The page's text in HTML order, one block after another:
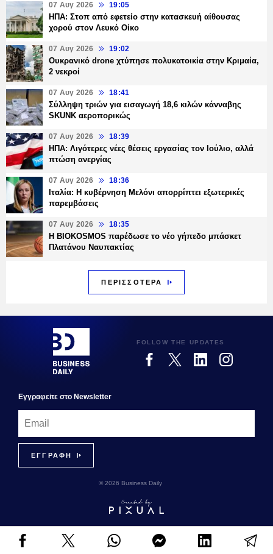
07 Αυγ 2026 19:05
ΗΠΑ: Στοπ από εφετείο στην κατασκευή αίθουσας
χορού στον Λευκό Οίκο
07 Αυγ 2026 19:02
Ουκρανικό drone χτύπησε πολυκατοικία στην Κριμαία,
2 νεκροί
07 Αυγ 2026 18:41
Σύλληψη τριών για εισαγωγή 18,6 κιλών κάνναβης
SKUNK αεροπορικώς
07 Αυγ 2026 18:39
ΗΠΑ: Λιγότερες νέες θέσεις εργασίας τον Ιούλιο, αλλά
πτώση ανεργίας
07 Αυγ 2026 18:36
Ιταλία: Η κυβέρνηση Μελόνι απορρίπτει εξωτερικές
παρεμβάσεις
07 Αυγ 2026 18:35
Η BIOKOSMOS παρέδωσε το νέο γήπεδο μπάσκετ
Πλατάνου Ναυπακτίας
ΠΕΡΙΣΣΟΤΕΡΑ
FOLLOW THE UPDATES
Εγγραφεiτε στο Newsletter
© 2026 Business Daily